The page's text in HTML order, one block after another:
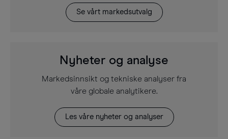
Se vårt markedsutvalg
Nyheter og analyse
Markedsinnsikt og tekniske analyser fra
våre globale analytikere.
Les våre nyheter og analyser